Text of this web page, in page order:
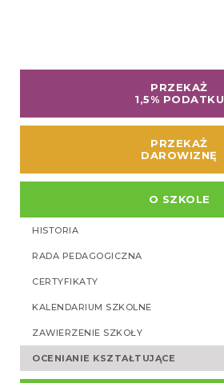
PRZEKAŻ
1,5% PODATKU
PRZEKAŻ
DAROWIZNĘ
O SZKOLE
HISTORIA
RADA PEDAGOGICZNA
CERTYFIKATY
KALENDARIUM SZKOLNE
ZAWIERZENIE SZKOŁY
OCENIANIE KSZTAŁTUJĄCE